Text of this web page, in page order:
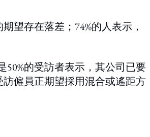
望存在落差；74%的人表示，
的受訪者表示，其公司已要
僱員正期望採用混合或遙距方